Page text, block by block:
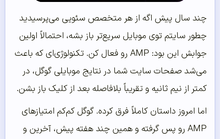
چند سال پیش اگه از هر متخصص سئویی می‌پرسیدید
چطور سایتم توی موبایل سریع‌تر باز بشه، احتمالاً اولین
جوابش این بود: AMP رو فعال کن. تکنولوژی‌ای که باعث
می‌شد صفحات سایت شما در نتایج موبایلی گوگل، در
کمتر از نیم ثانیه و تقریباً بلافاصله بعد از کلیک باز بشن.
اما امروز داستان کاملاً فرق کرده. گوگل کم‌کم امتیازهای
AMP رو پس گرفته و همین چند هفته پیش، آخرین و